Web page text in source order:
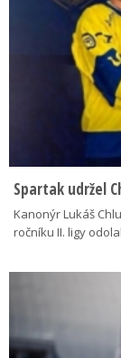
Spartak udržel
Kanonýr Lukáš
ročníku II. ligy